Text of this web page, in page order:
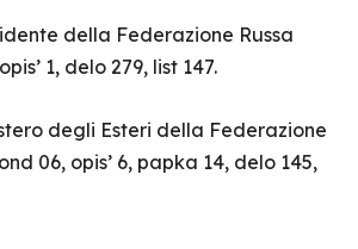
della Federazione Russa
1, delo 279, list 147.
degli Esteri della Federazione
06, opis’ 6, papka 14, delo 145,